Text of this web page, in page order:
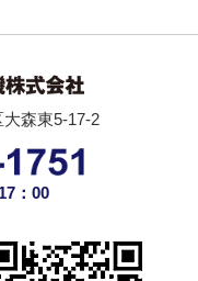
森東5-17-2
：00